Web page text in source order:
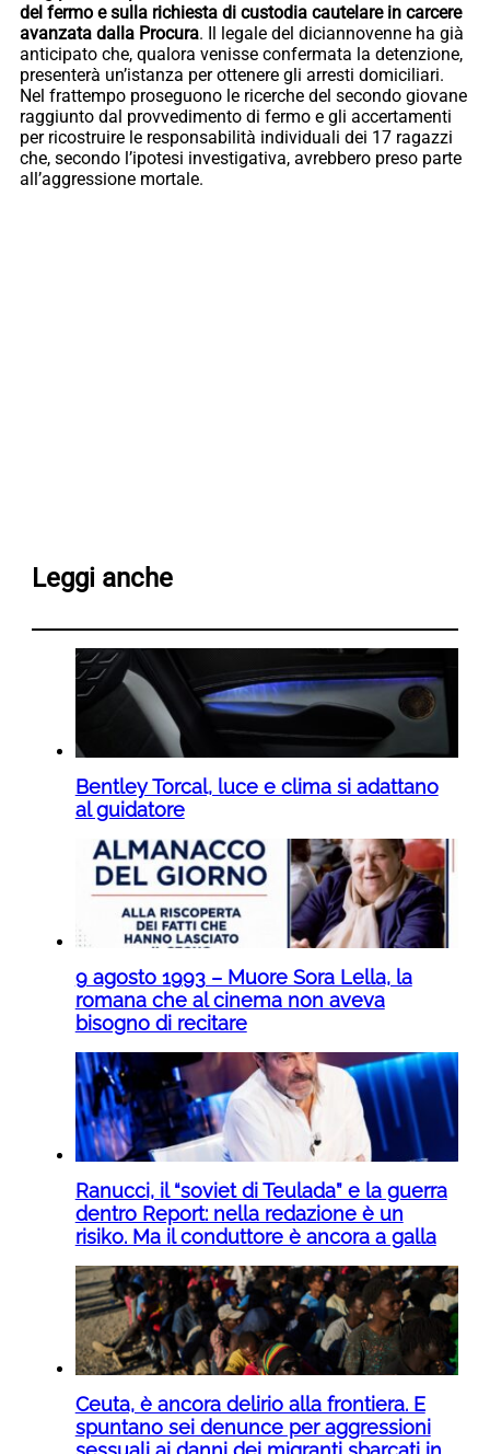
del fermo e sulla richiesta di custodia cautelare in carcere
avanzata dalla Procura. Il legale del diciannovenne ha già
anticipato che, qualora venisse confermata la detenzione,
presenterà un’istanza per ottenere gli arresti domiciliari.
Nel frattempo proseguono le ricerche del secondo giovane
raggiunto dal provvedimento di fermo e gli accertamenti
per ricostruire le responsabilità individuali dei 17 ragazzi
che, secondo l’ipotesi investigativa, avrebbero preso parte
all’aggressione mortale.
Leggi anche
Bentley Torcal, luce e clima si adattano
al guidatore
9 agosto 1993 – Muore Sora Lella, la
romana che al cinema non aveva
bisogno di recitare
Ranucci, il “soviet di Teulada” e la guerra
dentro Report: nella redazione è un
risiko. Ma il conduttore è ancora a galla
Ceuta, è ancora delirio alla frontiera. E
spuntano sei denunce per aggressioni